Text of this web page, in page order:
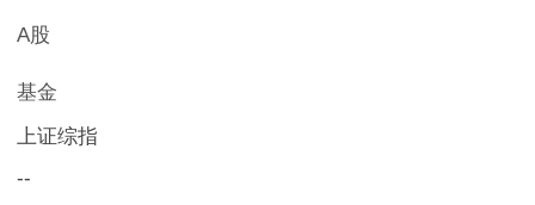
A股
基金
上证综指
--